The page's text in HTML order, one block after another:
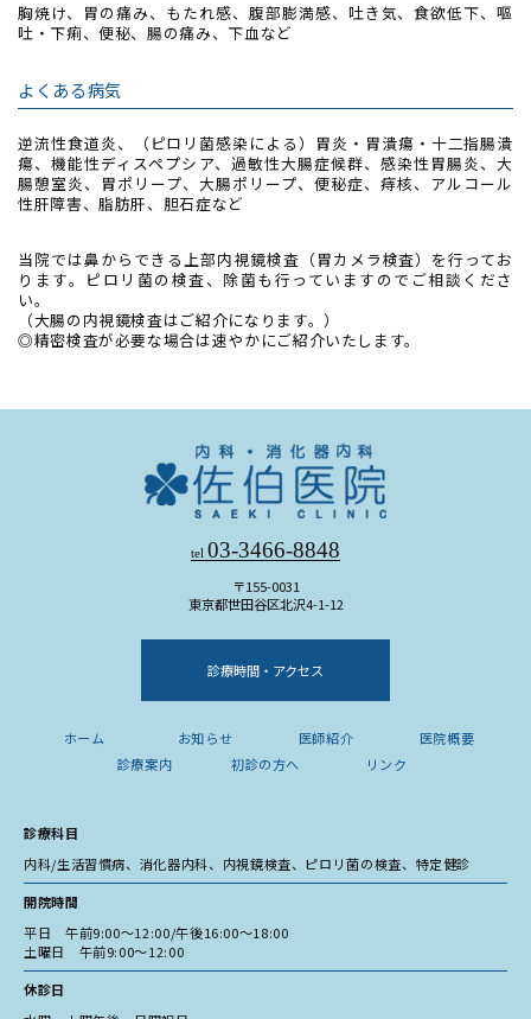
胸焼け、胃の痛み、もたれ感、腹部膨満感、吐き気、食欲低下、嘔
吐・下痢、便秘、腸の痛み、下血など
よくある病気
逆流性食道炎、（ピロリ菌感染による）胃炎・胃潰瘍・十二指腸潰
瘍、機能性ディスペプシア、過敏性大腸症候群、感染性胃腸炎、大
腸憩室炎、胃ポリープ、大腸ポリープ、便秘症、痔核、アルコール
性肝障害、脂肪肝、胆石症など
当院では鼻からできる上部内視鏡検査（胃カメラ検査）を行ってお
ります。ピロリ菌の検査、除菌も行っていますのでご相談くださ
い。
（大腸の内視鏡検査はご紹介になります。）
◎精密検査が必要な場合は速やかにご紹介いたします。
tel 03-3466-8848
〒155-0031
東京都世田谷区北沢4-1-12
診療時間・アクセス
ホーム お知らせ 医師紹介
医院概要
診療案内
初診の方へ リンク
診療科目
内科/生活習慣病、消化器内科、内視鏡検査、ピロリ菌の検査、特定健診
開院時間
平日 午前9:00〜12:00/午後16:00〜18:00
土曜日 午前9:00〜12:00
休診日